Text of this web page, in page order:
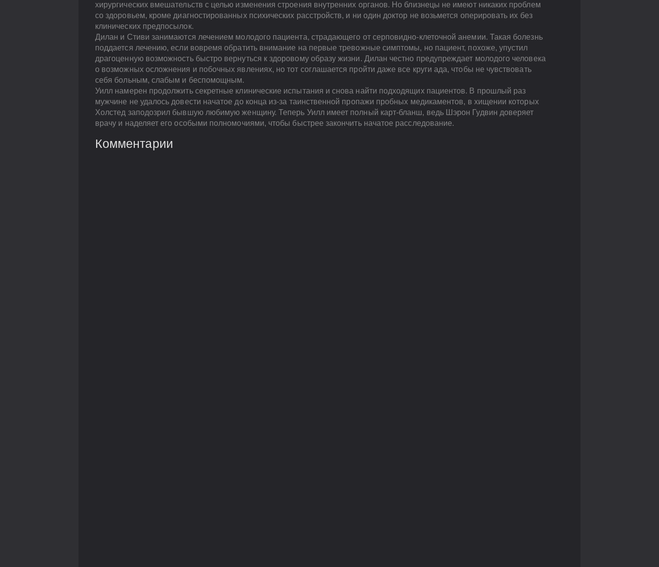
хирургических вмешательств с целью изменения строения внутренних органов. Но близнецы не имеют никаких проблем
со здоровьем, кроме диагностированных психических расстройств, и ни один доктор не возьмется оперировать их без
клинических предпосылок.
Дилан и Стиви занимаются лечением молодого пациента, страдающего от серповидно-клеточной анемии. Такая болезнь
поддается лечению, если вовремя обратить внимание на первые тревожные симптомы, но пациент, похоже, упустил
драгоценную возможность быстро вернуться к здоровому образу жизни. Дилан честно предупреждает молодого человека
о возможных осложнения и побочных явлениях, но тот соглашается пройти даже все круги ада, чтобы не чувствовать
себя больным, слабым и беспомощным.
Уилл намерен продолжить секретные клинические испытания и снова найти подходящих пациентов. В прошлый раз
мужчине не удалось довести начатое до конца из-за таинственной пропажи пробных медикаментов, в хищении которых
Холстед заподозрил бывшую любимую женщину. Теперь Уилл имеет полный карт-бланш, ведь Шэрон Гудвин доверяет
врачу и наделяет его особыми полномочиями, чтобы быстрее закончить начатое расследование.
Комментарии